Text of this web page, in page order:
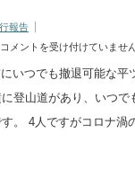
報告
コメントを受け付けていませ
いつでも撤退可能な平
登山道があり、いつで
。 4人ですがコロナ渦